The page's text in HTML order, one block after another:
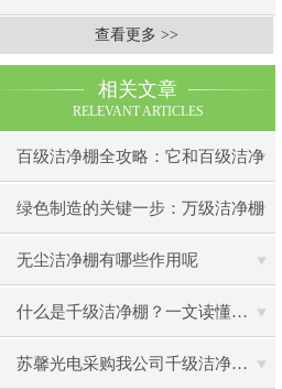
查看更多 >>
相关文章
RELEVANT ARTICLES
百级洁净棚全攻略：它和百级洁净
室到底有什么区别？
绿色制造的关键一步：万级洁净棚
助力环保型半导体产业发展
无尘洁净棚有哪些作用呢
什么是千级洁净棚？一文读懂其结构特点与局部净化优势
苏馨光电采购我公司千级洁净棚普通工作台一批（7月07日）已顺利交货